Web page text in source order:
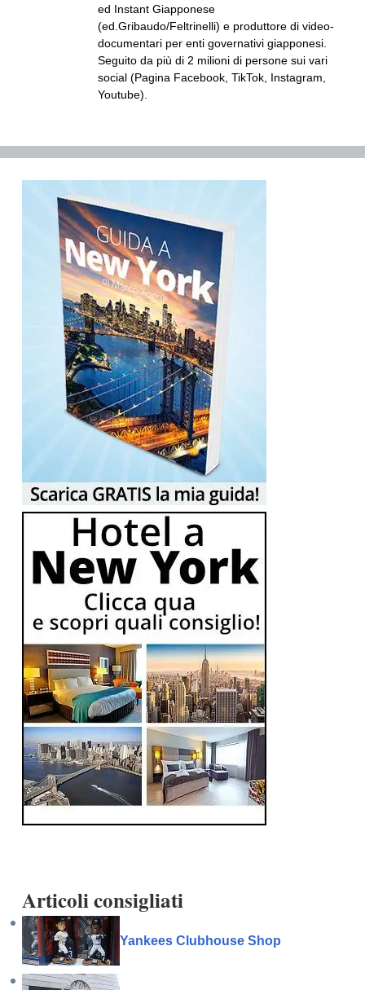
Articoli consigliati
Yankees Clubhouse Shop
ed Instant Giapponese
(ed.Gribaudo/Feltrinelli) e produttore di video-
documentari per enti governativi giapponesi.
Seguito da più di 2 milioni di persone sui vari
social (Pagina Facebook, TikTok, Instagram,
Youtube).